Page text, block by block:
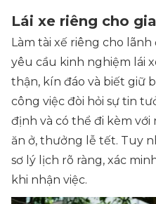
Lái xe riêng cho
Làm tài xế riêng cho
yêu cầu kinh nghiệm lái
thận, kín đáo và biết giữ
công việc đòi hỏi sự tin
định và có thể đi kèm
ăn ở, thưởng lễ tết. Tuy
sơ lý lịch rõ ràng, xác
khi nhận việc.